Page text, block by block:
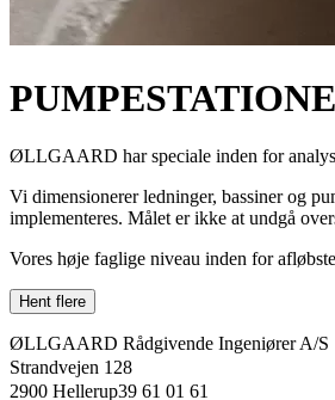
ØLLGAARD har speciale inden for
Vi dimensionerer ledninger, bassiner og
implementeres. Målet er ikke at undgå
Vores høje faglige niveau inden for
ØLLGAARD Rådgivende Ingeniører A/S
Strandvejen 128
2900 Hellerup39 61 01 61